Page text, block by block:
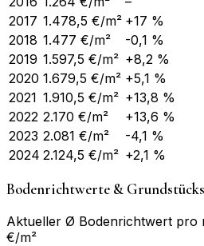
2017 1.478,5 €/m² +17 %
2018 1.477 €/m²
-0,1 %
2019 1.597,5 €/m² +8,2 %
2020 1.679,5 €/m² +5,1 %
2021 1.910,5 €/m² +13,8 %
2022 2.170 €/m²
+13,6 %
2023 2.081 €/m²
-4,1 %
2024 2.124,5 €/m² +2,1 %
Bodenrichtwerte &
Aktueller Ø Bodenrichtwert pro
€/m²